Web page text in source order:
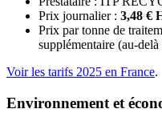
Prix journalier : 3,48 €
Prix par tonne de
supplémentaire (au-
Voir les tarifs 2025 en France.
Environnement et